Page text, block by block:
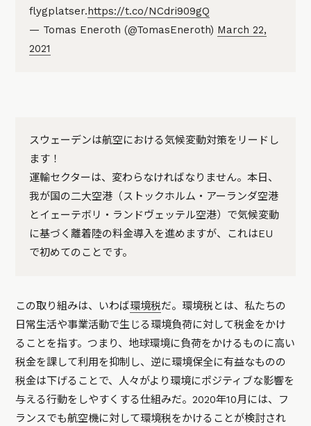
flygplatser. https://t.co/NCdri909gQ
— Tomas Eneroth (@TomasEneroth) March 22,
2021
スウェーデンは航空における気候変動対策をリードし
ます！
運輸セクターは、変わらなければなりません。本日、
我が国の二大空港（ストックホルム・アーランダ空港
とイェーテボリ・ランドヴェッテル空港）で気候変動
に基づく離着陸の料金導入を進めますが、これはEU
で初めてのことです。
この取り組みは、いわば環境税だ。環境税とは、私たちの
日常生活や事業活動で生じる環境負荷に対して税金をかけ
ることを指す。つまり、地球環境に負荷をかけるものに高い
税金を課して利用を抑制し、逆に環境保全に有益なものの
税金は下げることで、人々がより環境にポジティブな影響を
与える行動をしやすくする仕組みだ。2020年10月には、フ
ランスでも航空機に対して環境税をかけることが検討され